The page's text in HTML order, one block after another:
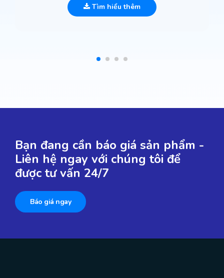
Tìm hiểu thêm
Bạn đang cần báo giá sản phẩm -
Liên hệ ngay với chúng tôi để
được tư vấn 24/7
Báo giá ngay